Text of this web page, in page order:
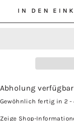
IN DEN
Abholung
Gewöhnlich fertig in 2 -
Zeige Shop-